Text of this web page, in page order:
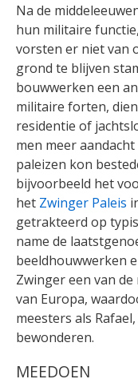
Na de
hun militaire
vorsten er niet van
grond te blijven
bouwwerken een
militaire forten,
residentie of
men meer
paleizen kon
bijvoorbeeld het
het Zwinger Paleis
getrakteerd op
name de
beeldhouwwerken
Zwinger een van
van Europa,
meesters als
bewonderen.
MEEDOEN